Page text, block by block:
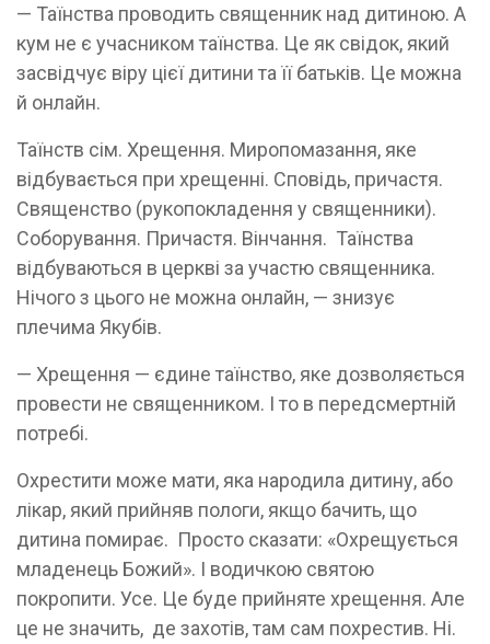
— Таїнства проводить священник над дитиною. А
кум не є учасником таїнства. Це як свідок, який
засвідчує віру цієї дитини та її батьків. Це можна
й онлайн.
Таїнств сім. Хрещення. Миропомазання, яке
відбувається при хрещенні. Сповідь, причастя.
Священство (рукопокладення у священники).
Соборування. Причастя. Вінчання. Таїнства
відбуваються в церкві за участю священника.
Нічого з цього не можна онлайн, — знизує
плечима Якубів.
— Хрещення — єдине таїнство, яке дозволяється
провести не священником. І то в передсмертній
потребі.
Охрестити може мати, яка народила дитину, або
лікар, який прийняв пологи, якщо бачить, що
дитина помирає. Просто сказати: «Охрещується
младенець Божий». І водичкою святою
покропити. Усе. Це буде прийняте хрещення. Але
це не значить, де захотів, там сам похрестив. Ні.